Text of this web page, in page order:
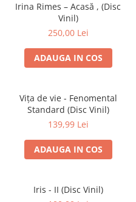
Irina Rimes – Acasă , (Disc
Vinil)
250,00 Lei
ADAUGA IN COS
Vița de vie - Fenomental
Standard (Disc Vinil)
139,99 Lei
ADAUGA IN COS
Iris - II (Disc Vinil)